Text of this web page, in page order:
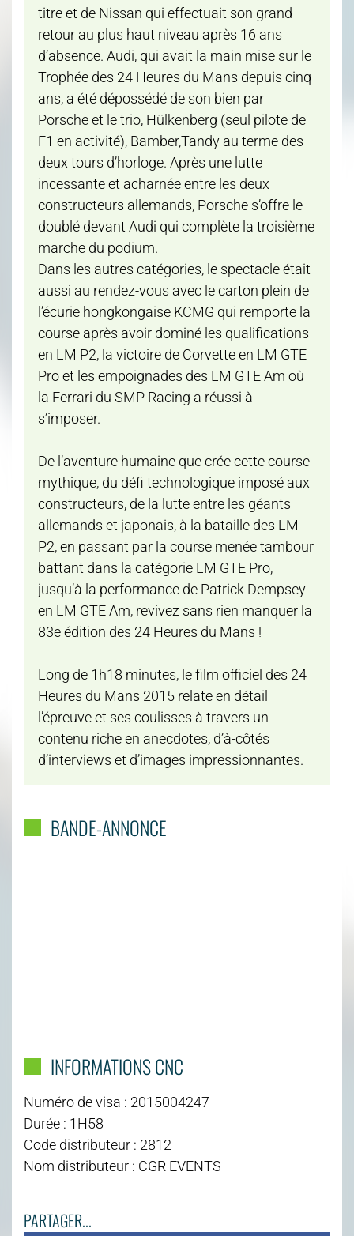
titre et de Nissan qui effectuait son grand
retour au plus haut niveau après 16 ans
d’absence. Audi, qui avait la main mise sur le
Trophée des 24 Heures du Mans depuis cinq
ans, a été dépossédé de son bien par
Porsche et le trio, Hülkenberg (seul pilote de
F1 en activité), Bamber,Tandy au terme des
deux tours d’horloge. Après une lutte
incessante et acharnée entre les deux
constructeurs allemands, Porsche s’offre le
doublé devant Audi qui complète la troisième
marche du podium.
Dans les autres catégories, le spectacle était
aussi au rendez-vous avec le carton plein de
l’écurie hongkongaise KCMG qui remporte la
course après avoir dominé les qualifications
en LM P2, la victoire de Corvette en LM GTE
Pro et les empoignades des LM GTE Am où
la Ferrari du SMP Racing a réussi à
s’imposer.
De l’aventure humaine que crée cette course
mythique, du défi technologique imposé aux
constructeurs, de la lutte entre les géants
allemands et japonais, à la bataille des LM
P2, en passant par la course menée tambour
battant dans la catégorie LM GTE Pro,
jusqu’à la performance de Patrick Dempsey
en LM GTE Am, revivez sans rien manquer la
83e édition des 24 Heures du Mans !
Long de 1h18 minutes, le film officiel des 24
Heures du Mans 2015 relate en détail
l’épreuve et ses coulisses à travers un
contenu riche en anecdotes, d’à-côtés
d’interviews et d’images impressionnantes.
BANDE-ANNONCE
INFORMATIONS CNC
Numéro de visa : 2015004247
Durée : 1H58
Code distributeur : 2812
Nom distributeur : CGR EVENTS
PARTAGER...